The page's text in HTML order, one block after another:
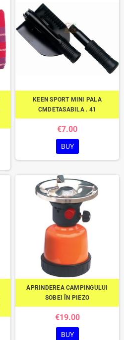
KEEN SPORT MINI PALA
CMDETASABILA . 41
€7.00
BUY
APRINDEREA CAMPINGULUI
SOBEI ÎN PIEZO
€19.00
BUY